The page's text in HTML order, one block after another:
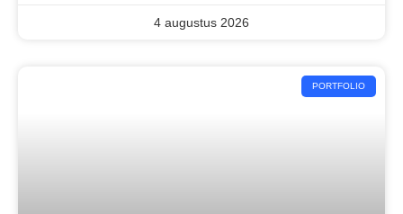
4 augustus 2026
PORTFOLIO